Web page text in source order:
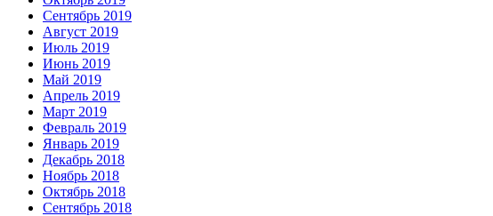
Сентябрь 2019
Август 2019
Июль 2019
Июнь 2019
Май 2019
Апрель 2019
Март 2019
Февраль 2019
Январь 2019
Декабрь 2018
Ноябрь 2018
Октябрь 2018
Сентябрь 2018